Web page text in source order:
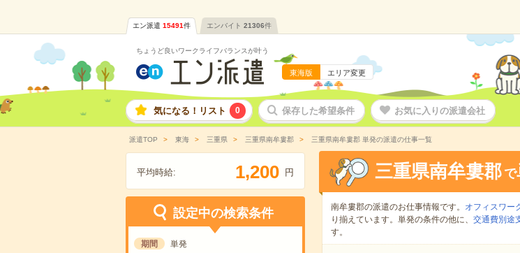
エン派遣 15491件 エンバイト 21306件
ちょうど良いワークライフバランスが叶う
東海版 エリア変更
気になる！リスト 0 保存した希望条件 お気に入りの派遣会社
派遣TOP 東海 三重県 三重県南牟婁郡 三重県南牟婁郡 単発の派遣の仕事一覧
平均時給: 1,200 円
設定中の検索条件
期間 単発
三重県南牟婁郡 で
南牟婁郡の派遣のお仕事情報です。 オフィスワー
り揃えています。単発の条件の他に、 交通費別途
す。